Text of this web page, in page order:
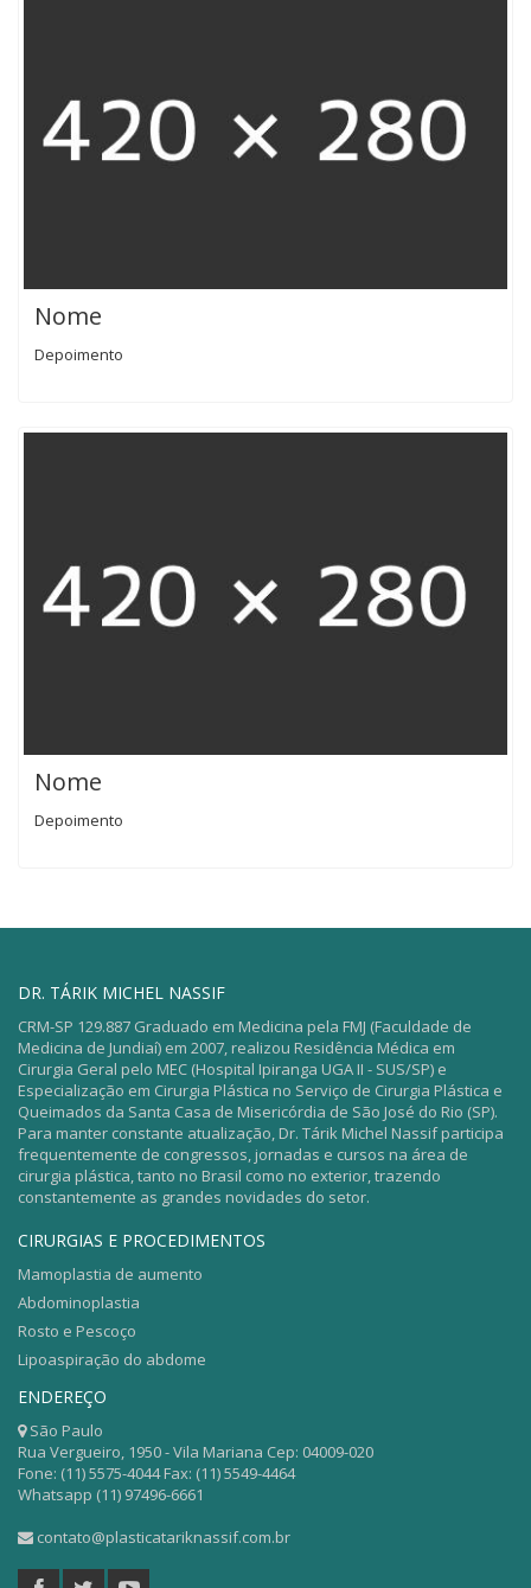
Nome
Depoimento
Nome
Depoimento
DR. TÁRIK MICHEL NASSIF
CRM-SP 129.887 Graduado em Medicina pela FMJ (Faculdade de
Medicina de Jundiaí) em 2007, realizou Residência Médica em
Cirurgia Geral pelo MEC (Hospital Ipiranga UGA II - SUS/SP) e
Especialização em Cirurgia Plástica no Serviço de Cirurgia Plástica e
Queimados da Santa Casa de Misericórdia de São José do Rio (SP).
Para manter constante atualização, Dr. Tárik Michel Nassif participa
frequentemente de congressos, jornadas e cursos na área de
cirurgia plástica, tanto no Brasil como no exterior, trazendo
constantemente as grandes novidades do setor.
CIRURGIAS E PROCEDIMENTOS
Mamoplastia de aumento
Abdominoplastia
Rosto e Pescoço
Lipoaspiração do abdome
ENDEREÇO
São Paulo
Rua Vergueiro, 1950 - Vila Mariana Cep: 04009-020
Fone: (11) 5575-4044 Fax: (11) 5549-4464
Whatsapp (11) 97496-6661
contato@plasticatariknassif.com.br